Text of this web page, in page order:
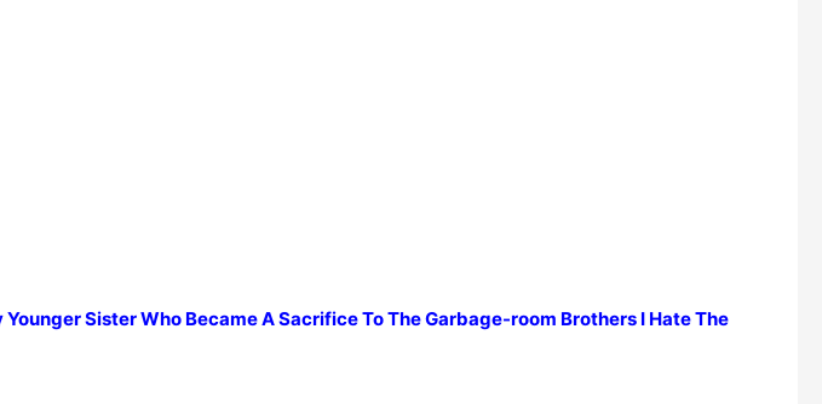
Sister Who Became A Sacrifice To The Garbage-room Brothers I Hate The